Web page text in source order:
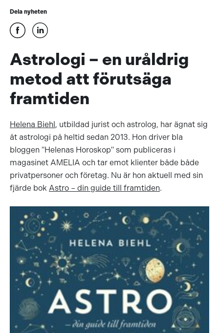
Dela nyheten
Astrologi – en uråldrig
metod att förutsäga
framtiden
Helena Biehl , utbildad jurist och astrolog, har ägnat sig
åt astrologi på heltid sedan 2013. Hon driver bla
bloggen "Helenas Horoskop" som publiceras i
magasinet AMELIA och tar emot klienter både både
privatpersoner och företag. Nu är hon aktuell med sin
fjärde bok Astro – din guide till framtiden.